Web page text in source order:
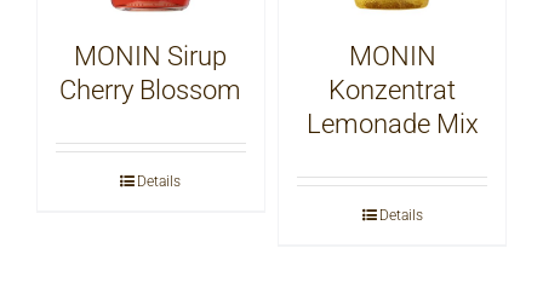
MONIN Sirup
Cherry Blossom
Details
MONIN
Konzentrat
Lemonade Mix
Details